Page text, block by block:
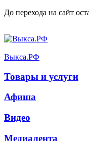
До перехода на сайт
Выкса.РФ
Товары и услуги
Афиша
Видео
Медиалента